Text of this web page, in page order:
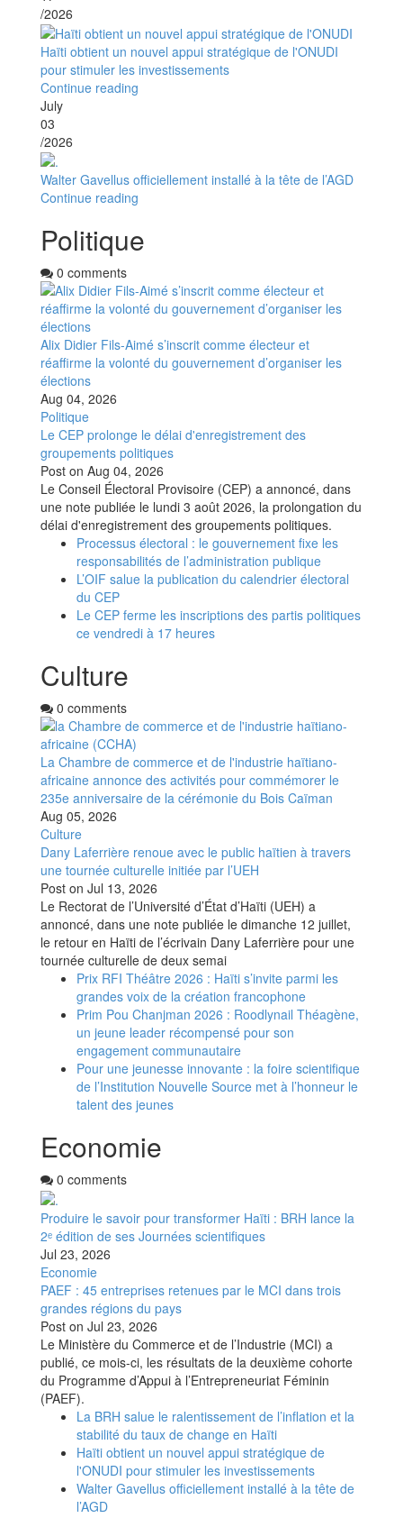
/2026
Haïti obtient un nouvel appui stratégique de l'ONUDI
pour stimuler les investissements
Continue reading
July
03
/2026
Walter Gavellus officiellement installé à la tête de l’AGD
Continue reading
Politique
0 comments
Alix Didier Fils-Aimé s’inscrit comme électeur et
réaffirme la volonté du gouvernement d’organiser les
élections
Aug 04, 2026
Politique
Le CEP prolonge le délai d'enregistrement des
groupements politiques
Post on Aug 04, 2026
Le Conseil Électoral Provisoire (CEP) a annoncé, dans
une note publiée le lundi 3 août 2026, la prolongation du
délai d'enregistrement des groupements politiques.
Processus électoral : le gouvernement fixe les
responsabilités de l’administration publique
L’OIF salue la publication du calendrier électoral
du CEP
Le CEP ferme les inscriptions des partis politiques
ce vendredi à 17 heures
Culture
0 comments
La Chambre de commerce et de l'industrie haïtiano-
africaine annonce des activités pour commémorer le
235e anniversaire de la cérémonie du Bois Caïman
Aug 05, 2026
Culture
Dany Laferrière renoue avec le public haïtien à travers
une tournée culturelle initiée par l’UEH
Post on Jul 13, 2026
Le Rectorat de l’Université d’État d’Haïti (UEH) a
annoncé, dans une note publiée le dimanche 12 juillet,
le retour en Haïti de l’écrivain Dany Laferrière pour une
tournée culturelle de deux semai
Prix RFI Théâtre 2026 : Haïti s’invite parmi les
grandes voix de la création francophone
Prim Pou Chanjman 2026 : Roodlynail Théagène,
un jeune leader récompensé pour son
engagement communautaire
Pour une jeunesse innovante : la foire scientifique
de l’Institution Nouvelle Source met à l’honneur le
talent des jeunes
Economie
0 comments
Produire le savoir pour transformer Haïti : BRH lance la
2ᵉ édition de ses Journées scientifiques
Jul 23, 2026
Economie
PAEF : 45 entreprises retenues par le MCI dans trois
grandes régions du pays
Post on Jul 23, 2026
Le Ministère du Commerce et de l’Industrie (MCI) a
publié, ce mois-ci, les résultats de la deuxième cohorte
du Programme d’Appui à l’Entrepreneuriat Féminin
(PAEF).
La BRH salue le ralentissement de l’inflation et la
stabilité du taux de change en Haïti
Haïti obtient un nouvel appui stratégique de
l'ONUDI pour stimuler les investissements
Walter Gavellus officiellement installé à la tête de
l’AGD